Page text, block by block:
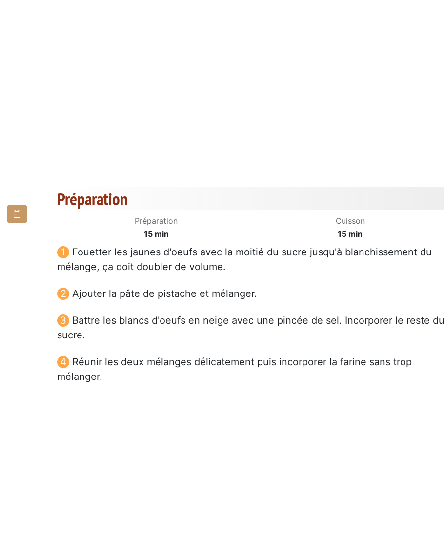
Préparation
Préparation
15 min
Cuisson
15 min
Fouetter les jaunes d'oeufs avec la moitié du sucre jusqu'à blanchissement du
mélange, ça doit doubler de volume.
Ajouter la pâte de pistache et mélanger.
Battre les blancs d'oeufs en neige avec une pincée de sel. Incorporer le reste du
sucre.
Réunir les deux mélanges délicatement puis incorporer la farine sans trop
mélanger.